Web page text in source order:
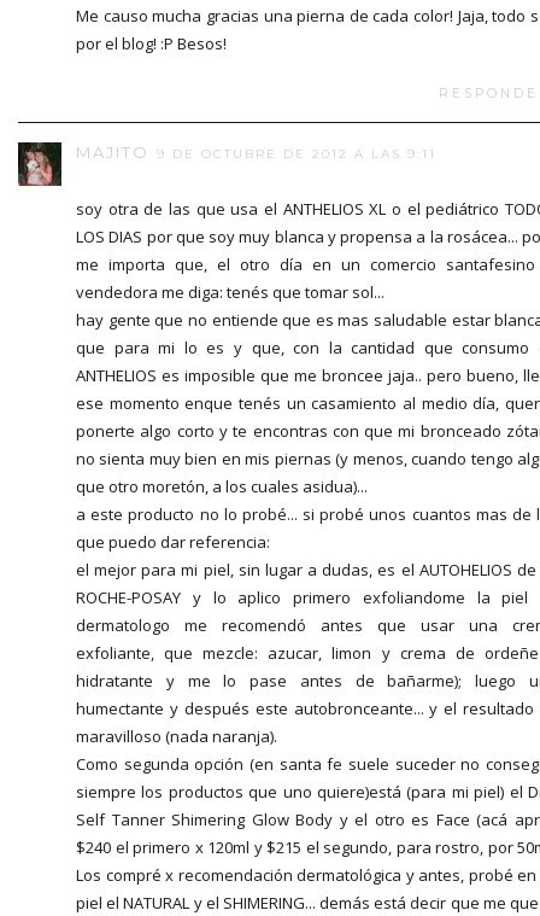
Me causo mucha gracias una pierna de cada color! Jaja, todo
por el blog! :P Besos!
MAJITO 9 DE OCTUBRE DE 2012 A LAS 9:11
soy otra de las que usa el ANTHELIOS XL o el pediátrico
LOS DIAS por que soy muy blanca y propensa a la rosácea...
me importa que, el otro día en un comercio
vendedora me diga: tenés que tomar sol...
hay gente que no entiende que es mas saludable estar
que para mi lo es y que, con la cantidad que consumo
ANTHELIOS es imposible que me broncee jaja.. pero bueno,
ese momento enque tenés un casamiento al medio día,
ponerte algo corto y te encontras con que mi bronceado
no sienta muy bien en mis piernas (y menos, cuando tengo
que otro moretón, a los cuales asidua)...
a este producto no lo probé... si probé unos cuantos mas de
que puedo dar referencia:
el mejor para mi piel, sin lugar a dudas, es el AUTOHELIOS de
ROCHE-POSAY y lo aplico primero exfoliandome la piel
dermatologo me recomendó antes que usar una
exfoliante, que mezcle: azucar, limon y crema de
hidratante y me lo pase antes de bañarme); luego
humectante y después este autobronceante... y el resultado
maravilloso (nada naranja).
Como segunda opción (en santa fe suele suceder no
siempre los productos que uno quiere)está (para mi piel) el
Self Tanner Shimering Glow Body y el otro es Face (acá
$240 el primero x 120ml y $215 el segundo, para rostro, por
Los compré x recomendación dermatológica y antes, probé en
piel el NATURAL y el SHIMERING... demás está decir que me